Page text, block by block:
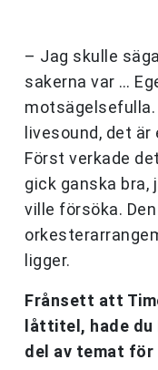
– Jag skulle
sakerna var …
livesound, det
Först verkade
gick ganska bra,
ville försöka.
ligger.
Frånsett att
låttitel, hade du
del av temat för